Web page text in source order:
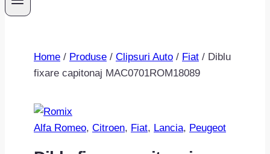
Home / Produse / Clipsuri Auto / Fiat / Diblu
fixare capitonaj MAC0701ROM18089
Alfa Romeo, Citroen, Fiat, Lancia, Peugeot